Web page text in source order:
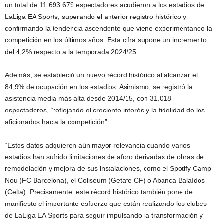
un total de 11.693.679 espectadores acudieron a los estadios de
LaLiga EA Sports, superando el anterior registro histórico y
confirmando la tendencia ascendente que viene experimentando la
competición en los últimos años. Esta cifra supone un incremento
del 4,2% respecto a la temporada 2024/25.
Además, se estableció un nuevo récord histórico al alcanzar el
84,9% de ocupación en los estadios. Asimismo, se registró la
asistencia media más alta desde 2014/15, con 31.018
espectadores, “reflejando el creciente interés y la fidelidad de los
aficionados hacia la competición”.
“Estos datos adquieren aún mayor relevancia cuando varios
estadios han sufrido limitaciones de aforo derivadas de obras de
remodelación y mejora de sus instalaciones, como el Spotify Camp
Nou (FC Barcelona), el Coliseum (Getafe CF) o Abanca Balaídos
(Celta). Precisamente, este récord histórico también pone de
manifiesto el importante esfuerzo que están realizando los clubes
de LaLiga EA Sports para seguir impulsando la transformación y